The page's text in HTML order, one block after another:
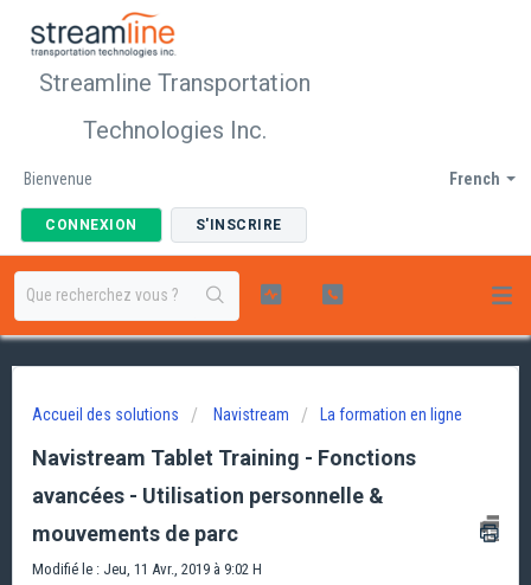
Streamline Transportation
Technologies Inc.
French
Bienvenue
CONNEXION S'INSCRIRE
Accueil des solutions Navistream La formation en ligne
Navistream Tablet Training - Fonctions
avancées - Utilisation personnelle &
mouvements de parc
Modifié le : Jeu, 11 Avr., 2019 à 9:02 H